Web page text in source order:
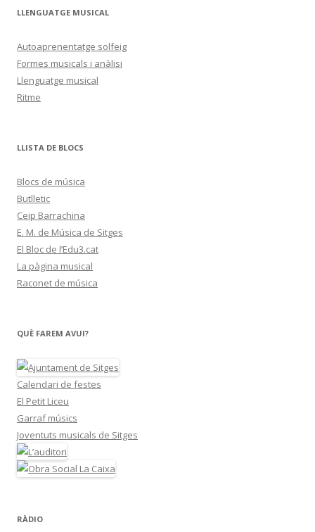
LLENGUATGE MUSICAL
Autoaprenentatge solfeig
Formes musicals i anàlisi
Llenguatge musical
Ritme
LLISTA DE BLOCS
Blocs de música
Butlletic
Ceip Barrachina
E. M. de Música de Sitges
El Bloc de l’Edu3.cat
La pàgina musical
Raconet de música
QUÈ FAREM AVUI?
Calendari de festes
El Petit Liceu
Garraf músics
Joventuts musicals de Sitges
RÀDIO